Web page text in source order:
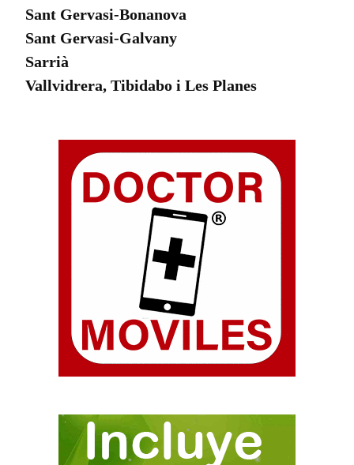
Sant Gervasi-Bonanova
Sant Gervasi-Galvany
Sarrià
Vallvidrera, Tibidabo i Les Planes